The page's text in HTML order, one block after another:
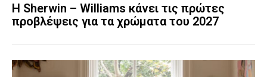
Η Sherwin – Williams κάνει τις πρώτες
προβλέψεις για τα χρώματα του 2027